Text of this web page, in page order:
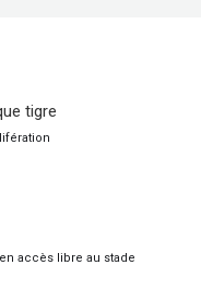
tigre
accès libre au stade